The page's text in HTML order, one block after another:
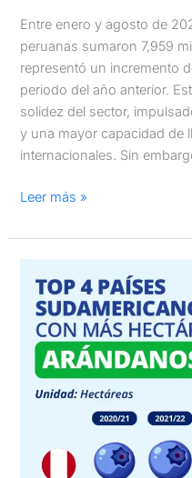
Entre enero y agosto de
peruanas sumaron 7,959
representó un incremento
periodo del año anterior.
solidez del sector,
y una mayor capacidad de
internacionales. Sin
Leer más »
países
sudamericanos
más
hectáreas
Campañas